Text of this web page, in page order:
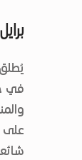
في